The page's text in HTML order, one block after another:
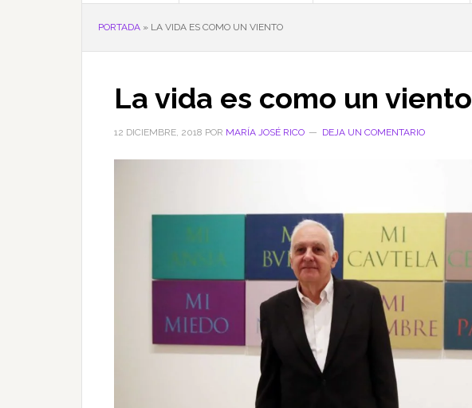
PORTADA » LA VIDA ES COMO UN VIENTO
La vida es como un viento
12 DICIEMBRE, 2018 POR MARÍA JOSÉ RICO DEJA UN COMENTARIO